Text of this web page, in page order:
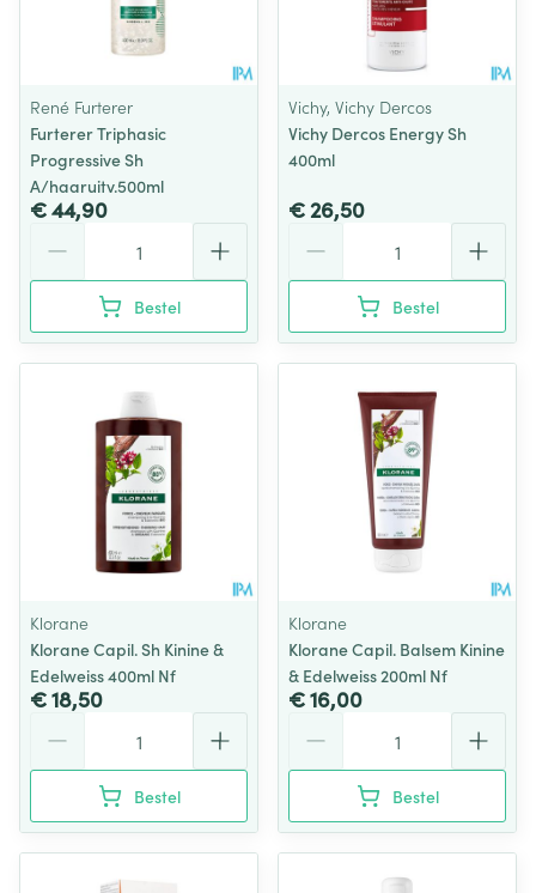
René Furterer
Furterer Triphasic
Progressive Sh
A/haaruitv.500ml
€ 44,90
Bestel
Vichy, Vichy Dercos
Vichy Dercos Energy Sh
400ml
€ 26,50
Bestel
Klorane
Klorane Capil. Sh Kinine &
Edelweiss 400ml Nf
€ 18,50
Bestel
Klorane
Klorane Capil. Balsem Kinine
& Edelweiss 200ml Nf
€ 16,00
Bestel